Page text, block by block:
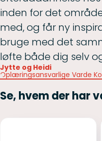
inden for det
med, og får ny
bruge med det
løfte både dig selv
Jytte og Heidi
Oplæringsansvarlige Varde
Se, hvem der har